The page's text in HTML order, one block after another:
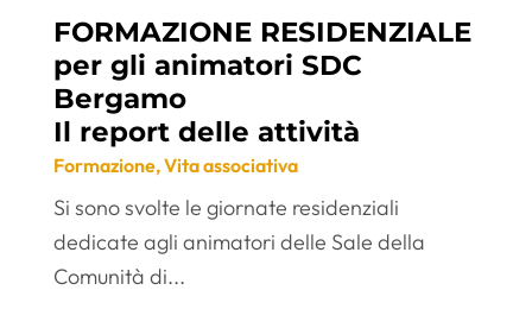
FORMAZIONE RESIDENZIALE
per gli animatori SDC
Bergamo
Il report delle attività
Formazione,Vita associativa
Si sono svolte le giornate residenziali
dedicate agli animatori delle Sale della
Comunità di...